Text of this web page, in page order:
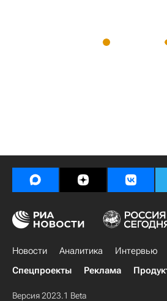
Новости Аналитика Интервью
Спецпроекты
Реклама
Версия 2023.1 Beta